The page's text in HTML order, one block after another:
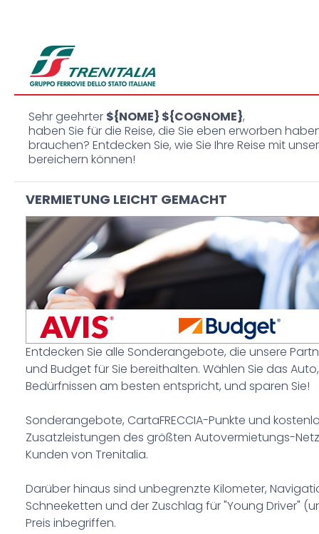
Sehr geehrter ${NOME} ${COGNOME},
haben Sie für die Reise, die Sie eben erworben
brauchen? Entdecken Sie, wie Sie Ihre Reise mit
bereichern können!
VERMIETUNG LEICHT GEMACHT
Entdecken Sie alle Sonderangebote, die unsere
und Budget für Sie bereithalten. Wählen Sie das
Bedürfnissen am besten entspricht, und sparen Sie!
Sonderangebote, CartaFRECCIA-Punkte und
Zusatzleistungen des größten Autovermietungs-
Kunden von Trenitalia.
Darüber hinaus sind unbegrenzte Kilometer,
Schneeketten und der Zuschlag für "Young Driver"
Preis inbegriffen.